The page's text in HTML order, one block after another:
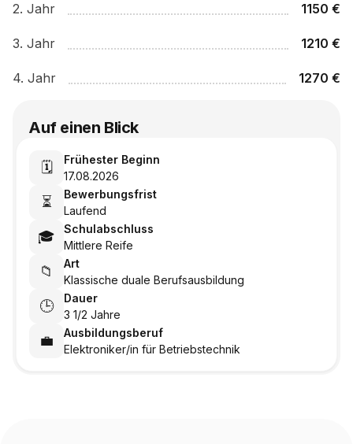
2. Jahr 1150 €
3. Jahr 1210 €
4. Jahr 1270 €
Auf einen Blick
🗓️
Frühester Beginn
17.08.2026
⏳
Bewerbungsfrist
Laufend
🎓
Schulabschluss
Mittlere Reife
📁
Art
Klassische duale Berufsausbildung
🕒
Dauer
3 1/2 Jahre
💼
Ausbildungsberuf
Elektroniker/in für Betriebstechnik